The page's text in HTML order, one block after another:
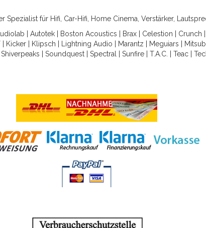
Spezialist für Hifi, Car-Hifi, Home Cinema, Verstärker,
Autotek Boston Acoustics Brax Celestion Crunch
| Kicker| Klipsch Lightning Audio Marantz Meguiars
Shiverpeaks Soundquest Spectral Sunfire T.A.C. Teac